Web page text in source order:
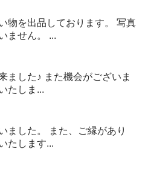
物を出品しております。 写真
ません。 ...
ました♪ また機会がございま
たしま...
ました。 また、ご縁があり
たします...